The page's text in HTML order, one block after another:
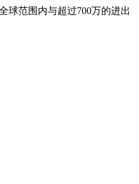
球范围内与超过700万的进出